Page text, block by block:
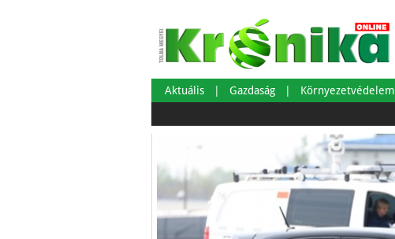
Aktuális Gazdaság Környezetvédelem